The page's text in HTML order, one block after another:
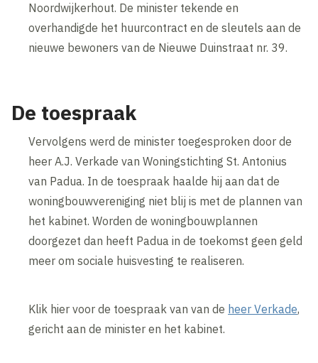
Noordwijkerhout. De minister tekende en
overhandigde het huurcontract en de sleutels aan de
nieuwe bewoners van de Nieuwe Duinstraat nr. 39.
De toespraak
Vervolgens werd de minister toegesproken door de
heer A.J. Verkade van Woningstichting St. Antonius
van Padua. In de toespraak haalde hij aan dat de
woningbouwvereniging niet blij is met de plannen van
het kabinet. Worden de woningbouwplannen
doorgezet dan heeft Padua in de toekomst geen geld
meer om sociale huisvesting te realiseren.
Klik hier voor de toespraak van van de heer Verkade,
gericht aan de minister en het kabinet.